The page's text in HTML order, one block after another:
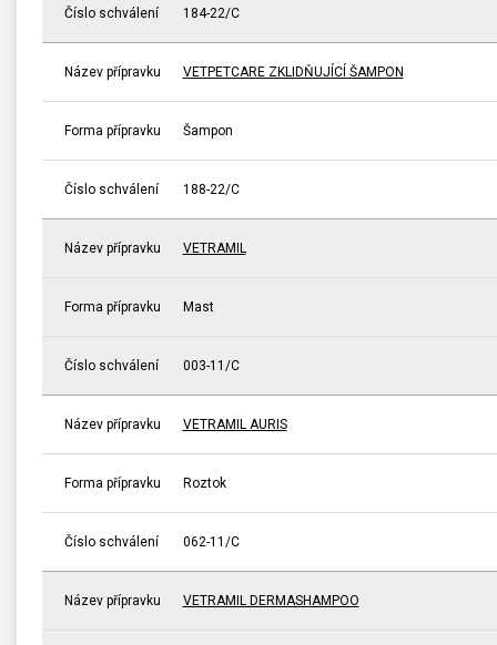
Číslo schválení 184-22/C
Název přípravku VETPETCARE ZKLIDŇUJÍCÍ ŠAMPON
Forma přípravku Šampon
Číslo schválení 188-22/C
Název přípravku VETRAMIL
Forma přípravku Mast
Číslo schválení 003-11/C
Název přípravku VETRAMIL AURIS
Forma přípravku Roztok
Číslo schválení 062-11/C
Název přípravku VETRAMIL DERMASHAMPOO